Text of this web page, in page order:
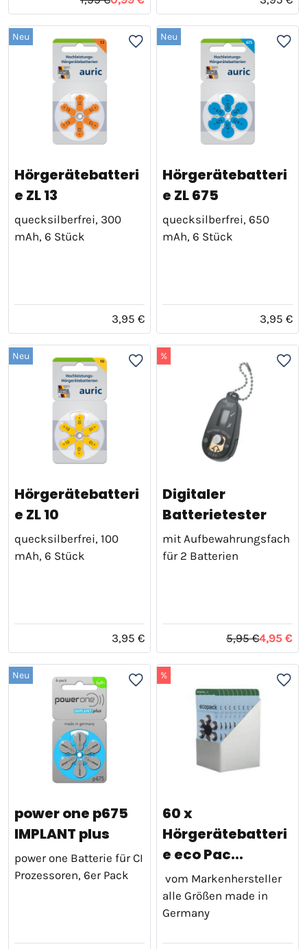
Neu
Hörgerätebatteri
e ZL 13
quecksilberfrei, 300
mAh, 6 Stück
3,95 €
Neu
Hörgerätebatteri
e ZL 675
quecksilberfrei, 650
mAh, 6 Stück
3,95 €
Neu
Hörgerätebatteri
e ZL 10
quecksilberfrei, 100
mAh, 6 Stück
3,95 €
%
Digitaler
Batterietester
mit Aufbewahrungsfach
für 2 Batterien
5,95 €4,95 €
Neu
power one p675
IMPLANT plus
power one Batterie für CI
Prozessoren, 6er Pack
%
60 x
Hörgerätebatteri
e eco Pac...
vom Markenhersteller
alle Größen made in
Germany